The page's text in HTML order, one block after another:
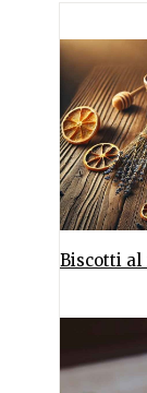
Biscotti al